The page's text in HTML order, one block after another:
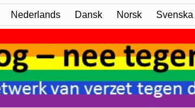
Nederlands Dansk Norsk Svenska